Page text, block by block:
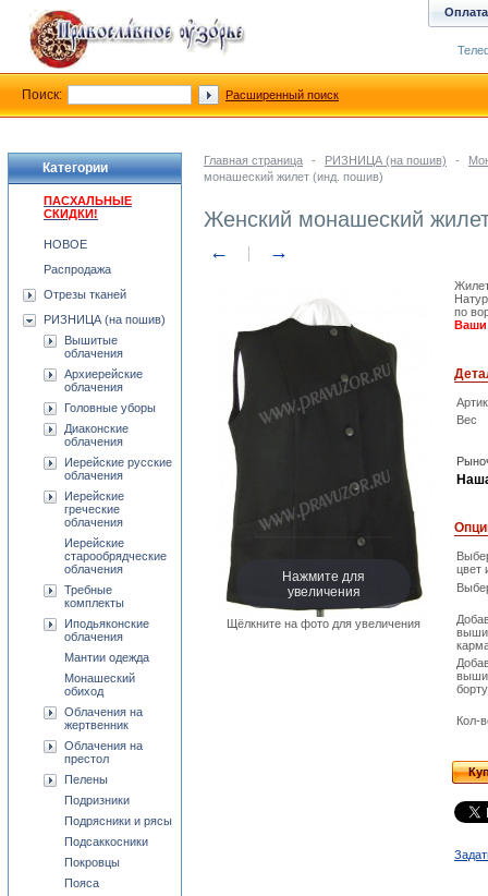
Главная страница - РИЗНИЦА (на пошив) -
монашеский жилет (инд. пошив)
Женский монашеский
← →
Нажмите для
увеличения
Щёлкните на фото для увеличения
по
Ваши
Вес
цвет
борту
Кол-
Категории
ПАСХАЛЬНЫЕ
СКИДКИ!
НОВОЕ
Распродажа
Отрезы тканей
РИЗНИЦА (на пошив)
Вышитые
облачения
Архиерейские
облачения
Головные уборы
Диаконские
облачения
Иерейские русские
облачения
Иерейские
греческие
облачения
Иерейские
старообрядческие
облачения
Требные
комплекты
Иподьяконские
облачения
Мантии одежда
Монашеский
обиход
Облачения на
жертвенник
Облачения на
престол
Пелены
Подризники
Подрясники и рясы
Подсаккосники
Покровцы
Пояса
Оплата
Поиск: Расширенный поиск